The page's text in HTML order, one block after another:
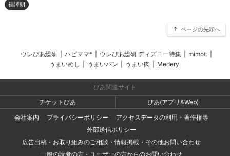
福澤朗
ページの先頭へ
ウレぴあ総研 ハピママ* ウレぴあ総研 ディズニー特集 mimot.
うまいめし
うまいパン うまい肉 Medery.
ぴあ関連サイト
チケットぴあ
ぴあ(アプリ&Web)
会社案内
プライバシーポリシー
アクセスデータの利用・著作権等
外部送信ポリシー
広告出稿・お取り組みのご相談・情報掲載・その他お問い合わせ
一般の読者の方・ユーザーの方からのお問い合わせ